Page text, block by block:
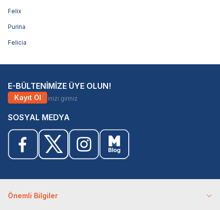
Felix
Purina
Felicia
E-BÜLTENİMİZE ÜYE OLUN!
Kayıt Ol
SOSYAL MEDYA
Önemli Bilgiler